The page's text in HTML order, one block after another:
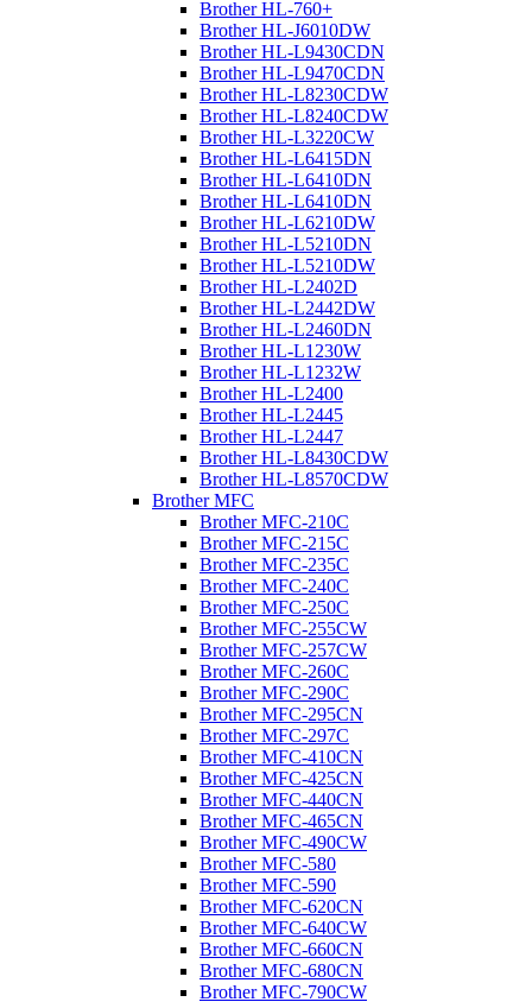
Brother HL-760+
Brother HL-J6010DW
Brother HL-L9430CDN
Brother HL-L9470CDN
Brother HL-L8230CDW
Brother HL-L8240CDW
Brother HL-L3220CW
Brother HL-L6415DN
Brother HL-L6410DN
Brother HL-L6410DN
Brother HL-L6210DW
Brother HL-L5210DN
Brother HL-L5210DW
Brother HL-L2402D
Brother HL-L2442DW
Brother HL-L2460DN
Brother HL-L1230W
Brother HL-L1232W
Brother HL-L2400
Brother HL-L2445
Brother HL-L2447
Brother HL-L8430CDW
Brother HL-L8570CDW
Brother MFC
Brother MFC-210C
Brother MFC-215C
Brother MFC-235C
Brother MFC-240C
Brother MFC-250C
Brother MFC-255CW
Brother MFC-257CW
Brother MFC-260C
Brother MFC-290C
Brother MFC-295CN
Brother MFC-297C
Brother MFC-410CN
Brother MFC-425CN
Brother MFC-440CN
Brother MFC-465CN
Brother MFC-490CW
Brother MFC-580
Brother MFC-590
Brother MFC-620CN
Brother MFC-640CW
Brother MFC-660CN
Brother MFC-680CN
Brother MFC-790CW